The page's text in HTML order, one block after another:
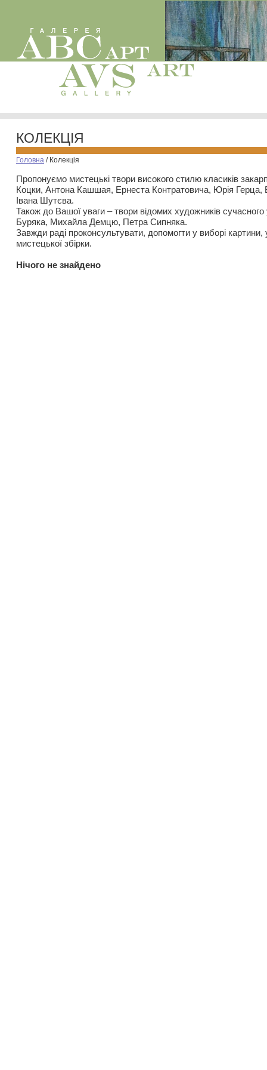
КОЛЕКЦІЯ
Головна / Колекція
Пропонуємо мистецькі твори високого стилю класиків
Коцки, Антона Кашшая, Ернеста Контратовича, Юрія
Івана Шутєва.
Також до Вашої уваги – твори відомих художників
Буряка, Михайла Демцю, Петра Сипняка.
Завжди раді проконсультувати, допомогти у виборі картини,
мистецької збірки.
Нiчого не знайдено